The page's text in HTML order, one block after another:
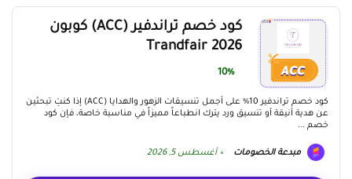
كود خصم تراندفير (ACC) كوبون
Trandfair 2026
10%
كود خصم تراندفير 10% على أجمل تنسيقات الزهور والهدايا (ACC) إذا كنتِ تبحثين
عن هدية أنيقة أو تنسيق ورد يترك انطباعاً مميزاً في مناسبة خاصة، فإن كود
خصم ...
مبدعة الخصومات أغسطس 5, 2026